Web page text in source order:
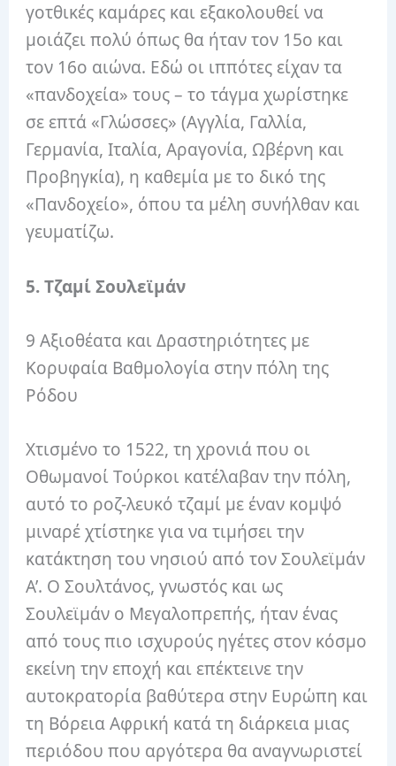
γοτθικές καμάρες και εξακολουθεί να
μοιάζει πολύ όπως θα ήταν τον 15ο και
τον 16ο αιώνα. Εδώ οι ιππότες είχαν τα
«πανδοχεία» τους – το τάγμα χωρίστηκε
σε επτά «Γλώσσες» (Αγγλία, Γαλλία,
Γερμανία, Ιταλία, Αραγονία, Ωβέρνη και
Προβηγκία), η καθεμία με το δικό της
«Πανδοχείο», όπου τα μέλη συνήλθαν και
γευματίζω.
5. Τζαμί Σουλεϊμάν
9 Αξιοθέατα και Δραστηριότητες με
Κορυφαία Βαθμολογία στην πόλη της
Ρόδου
Χτισμένο το 1522, τη χρονιά που οι
Οθωμανοί Τούρκοι κατέλαβαν την πόλη,
αυτό το ροζ-λευκό τζαμί με έναν κομψό
μιναρέ χτίστηκε για να τιμήσει την
κατάκτηση του νησιού από τον Σουλεϊμάν
Α’. Ο Σουλτάνος, γνωστός και ως
Σουλεϊμάν ο Μεγαλοπρεπής, ήταν ένας
από τους πιο ισχυρούς ηγέτες στον κόσμο
εκείνη την εποχή και επέκτεινε την
αυτοκρατορία βαθύτερα στην Ευρώπη και
τη Βόρεια Αφρική κατά τη διάρκεια μιας
περιόδου που αργότερα θα αναγνωριστεί